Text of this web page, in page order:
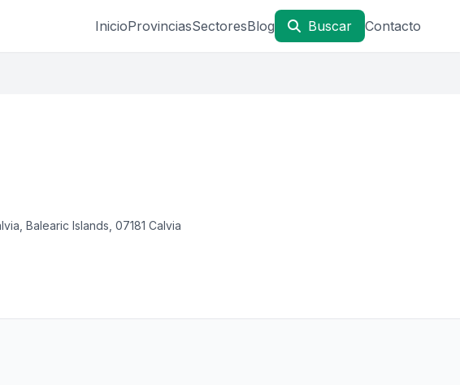
InicioProvinciasSectoresBlog Buscar Contacto
Balearic Islands, 07181 Calvia